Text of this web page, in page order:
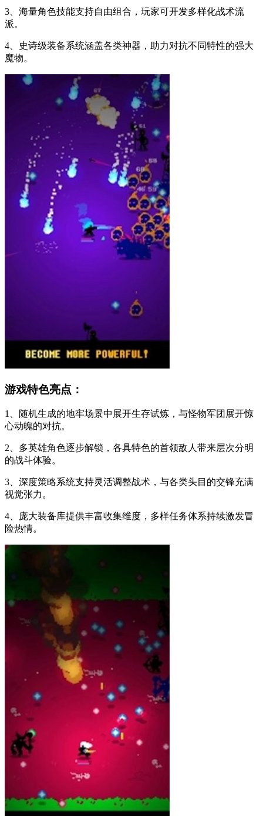
3、海量角色技能支持自由组合，玩家可开发多样化战术流
派。
4、史诗级装备系统涵盖各类神器，助力对抗不同特性的强大
魔物。
游戏特色亮点：
1、随机生成的地牢场景中展开生存试炼，与怪物军团展开惊
心动魄的对抗。
2、多英雄角色逐步解锁，各具特色的首领敌人带来层次分明
的战斗体验。
3、深度策略系统支持灵活调整战术，与各类头目的交锋充满
视觉张力。
4、庞大装备库提供丰富收集维度，多样任务体系持续激发冒
险热情。